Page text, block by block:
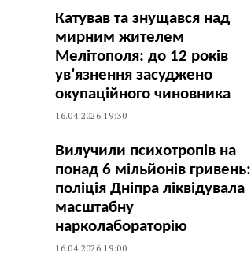
Катував та знущався над
мирним жителем
Мелітополя: до 12 років
ув’язнення засуджено
окупаційного чиновника
16.04.2026 19:30
Вилучили психотропів на
понад 6 мільйонів гривень:
поліція Дніпра ліквідувала
масштабну
нарколабораторію
16.04.2026 19:00